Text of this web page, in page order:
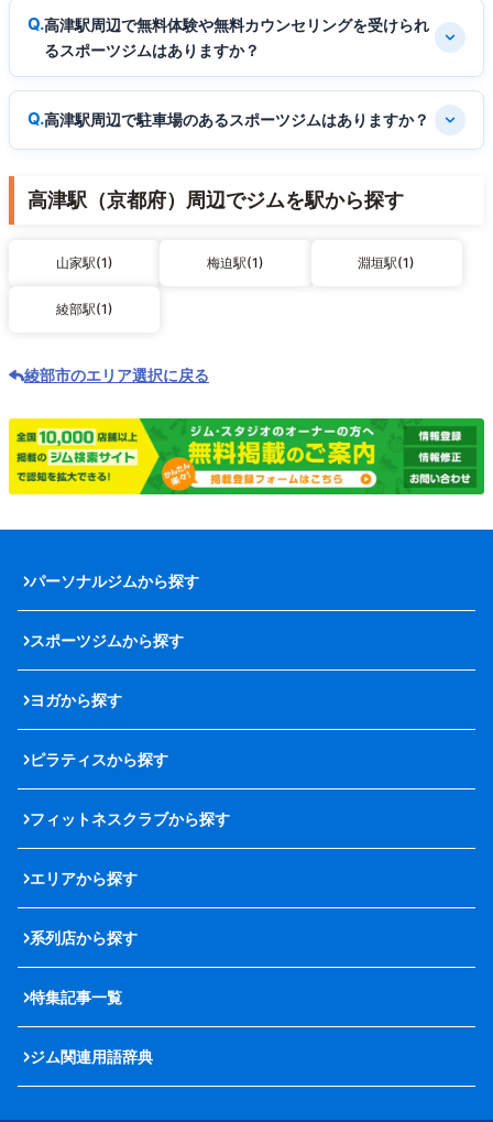
高津駅周辺で無料体験や無料カウンセリングを受けられ
るスポーツジムはありますか？
高津駅周辺で駐車場のあるスポーツジムはありますか？
高津駅（京都府）周辺でジムを駅から探す
山家駅(1) 梅迫駅(1) 淵垣駅(1)
綾部駅(1)
綾部市のエリア選択に戻る
パーソナルジムから探す
スポーツジムから探す
ヨガから探す
ピラティスから探す
フィットネスクラブから探す
エリアから探す
系列店から探す
特集記事一覧
ジム関連用語辞典